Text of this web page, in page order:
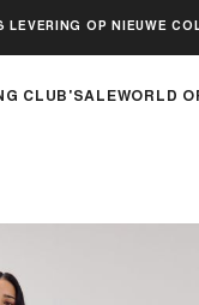
LEVERING OP NIEUWE
CLUB'SALEWORLD